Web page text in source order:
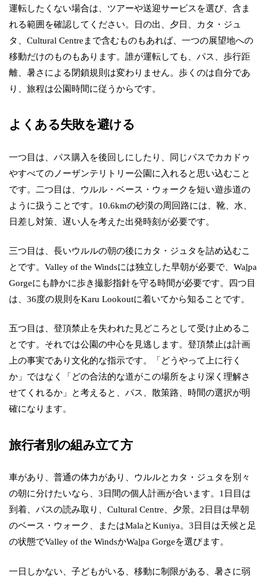
運転したくない場合は、ツアーや送迎サービスを選び、含ま
れる範囲を確認してください。日の出、夕日、カタ・ジュ
タ、Cultural Centreまで含むものもあれば、一つの展望地への
移動だけのものもあります。誰が運転しても、パス、歩行距
離、暑さによる閉鎖規則は変わりません。歩くのは自分であ
り、旅程は公園時間に従うからです。
よくある失敗を避ける
一つ目は、パス購入を後回しにしたり、同じパスでカカドゥ
やすべてのノーザンテリトリー公園に入れると思い込むこと
です。二つ目は、ウルル・ベース・ウォークを短い遊歩道の
ように扱うことです。10.6kmの砂漠の周回路には、靴、水、
日差し対策、遅い人を考えた出発時刻が必要です。
三つ目は、長いウルルの朝の後にカタ・ジュタを詰め込むこ
とです。Valley of the Windsには独立した早朝が必要で、Waḻpa
Gorgeにも静かに歩き撮影指針を守る時間が必要です。四つ目
は、36度の規則をKaru Lookoutに着いてから知ることです。
五つ目は、登頂禁止を失われた見どころとして受け止めるこ
とです。それでは公園の中心を見逃します。登頂禁止は計画
上の事実であり文化的な指示です。「どうやって上に行く
か」ではなく「どの合法的な道がこの場所をより深く理解さ
せてくれるか」と考えると、パス、散策路、時間の選択が明
確になります。
旅行者別の組み立て方
車があり、普通の体力があり、ウルルとカタ・ジュタを別々
の朝に分けたいなら、3日間の個人計画が合います。1日目は
到着、パスの読み取り、Cultural Centre、夕景。2日目は早朝
のベース・ウォーク、またはMalaとKuniya。3日目は天候と足
の状態でValley of the WindsかWaḻpa Gorgeを選びます。
一日しかない、子どもがいる、移動に制限がある、暑さに弱